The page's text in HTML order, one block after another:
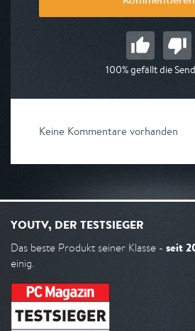
100% gefällt die
Keine Kommentare vorhanden
YOUTV, DER TESTSIEGER
Das beste Produkt seiner Klasse - seit
einig.